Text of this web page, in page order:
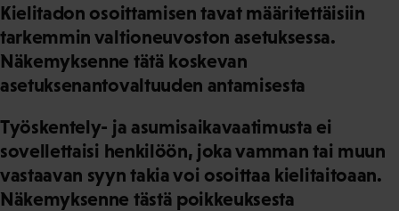
Kielitadon osoittamisen tavat määritettäisiin
tarkemmin valtioneuvoston asetuksessa.
Näkemyksenne tätä koskevan
asetuksenantovaltuuden antamisesta
Työskentely- ja asumisaikavaatimusta ei
sovellettaisi henkilöön, joka vamman tai muun
vastaavan syyn takia voi osoittaa kielitaitoaan.
Näkemyksenne tästä poikkeuksesta